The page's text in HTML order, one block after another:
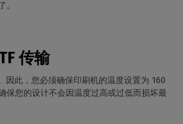
。
传输
因此，您必须确保印刷机的温度设置为 160
保您的设计不会因温度过高或过低而损坏最